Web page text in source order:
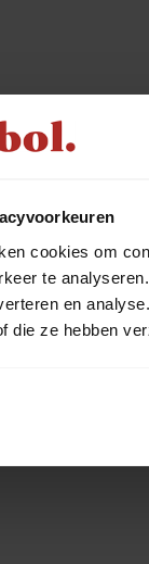
cookies om
te
en
die ze hebben